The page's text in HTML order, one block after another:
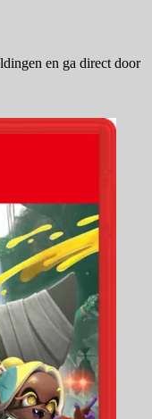
en ga direct door